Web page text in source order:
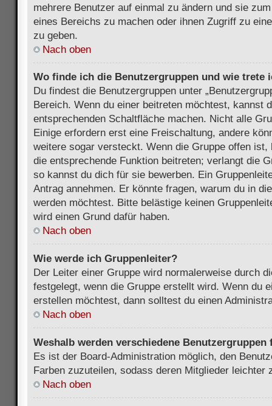
mehrere Benutzer auf einmal zu ändern und sie
eines Bereichs zu machen oder ihnen Zugriff zu
zu geben.
Nach oben
Wo finde ich die Benutzergruppen und wie trete
Du findest die Benutzergruppen unter
Bereich. Wenn du einer beitreten möchtest, kannst
entsprechenden Schaltfläche machen. Nicht alle
Einige erfordern erst eine Freischaltung, andere
weitere sogar versteckt. Wenn die Gruppe offen
die entsprechende Funktion beitreten; verlangt die
so kannst du dich für sie bewerben. Ein
Antrag annehmen. Er könnte fragen, warum du in
werden möchtest. Bitte belästige keinen
wird einen Grund dafür haben.
Nach oben
Wie werde ich Gruppenleiter?
Der Leiter einer Gruppe wird normalerweise durch
festgelegt, wenn die Gruppe erstellt wird. Wenn du
erstellen möchtest, dann solltest du einen
Nach oben
Weshalb werden verschiedene
Es ist der Board-Administration möglich, den
Farben zuzuteilen, sodass deren Mitglieder leichter
Nach oben